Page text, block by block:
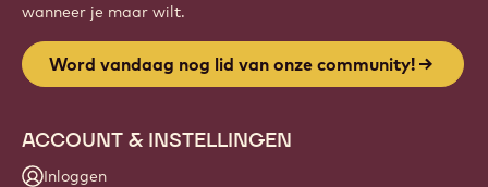
wanneer je maar wilt.
Word vandaag nog lid van onze community!
ACCOUNT & INSTELLINGEN
Inloggen